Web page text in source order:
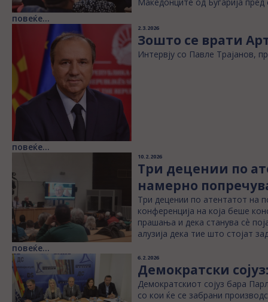
повеќе...
2.3.2026
Зошто се врати
Интервју со Павле Трајанов,
повеќе...
10.2.2026
Три децении по
намерно
Три децении по атентатот на
конференција на која беше
прашања и дека станува сѐ
алузија дека тие што стојат
повеќе...
6.2.2026
Демократски
Демократскиот сојуз бара
со кои ќе се забрани